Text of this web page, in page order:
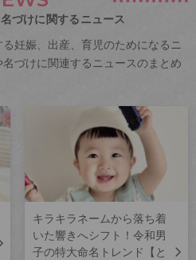
づけに関するニュース
妊娠、出産、育児のためになるニ
づけに関連するニュースのまとめ
キラキラネームから落ち着
いた響きへシフト！令和男
子の特大命名トレンド【と